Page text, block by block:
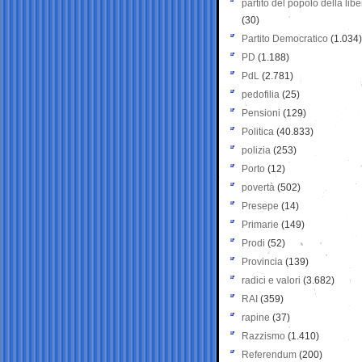
partito del popolo della
(30)
Partito Democratico (1.034)
PD (1.188)
PdL (2.781)
pedofilia (25)
Pensioni (129)
Politica (40.833)
polizia (253)
Porto (12)
povertà (502)
Presepe (14)
Primarie (149)
Prodi (52)
Provincia (139)
radici e valori (3.682)
RAI (359)
rapine (37)
Razzismo (1.410)
Referendum (200)